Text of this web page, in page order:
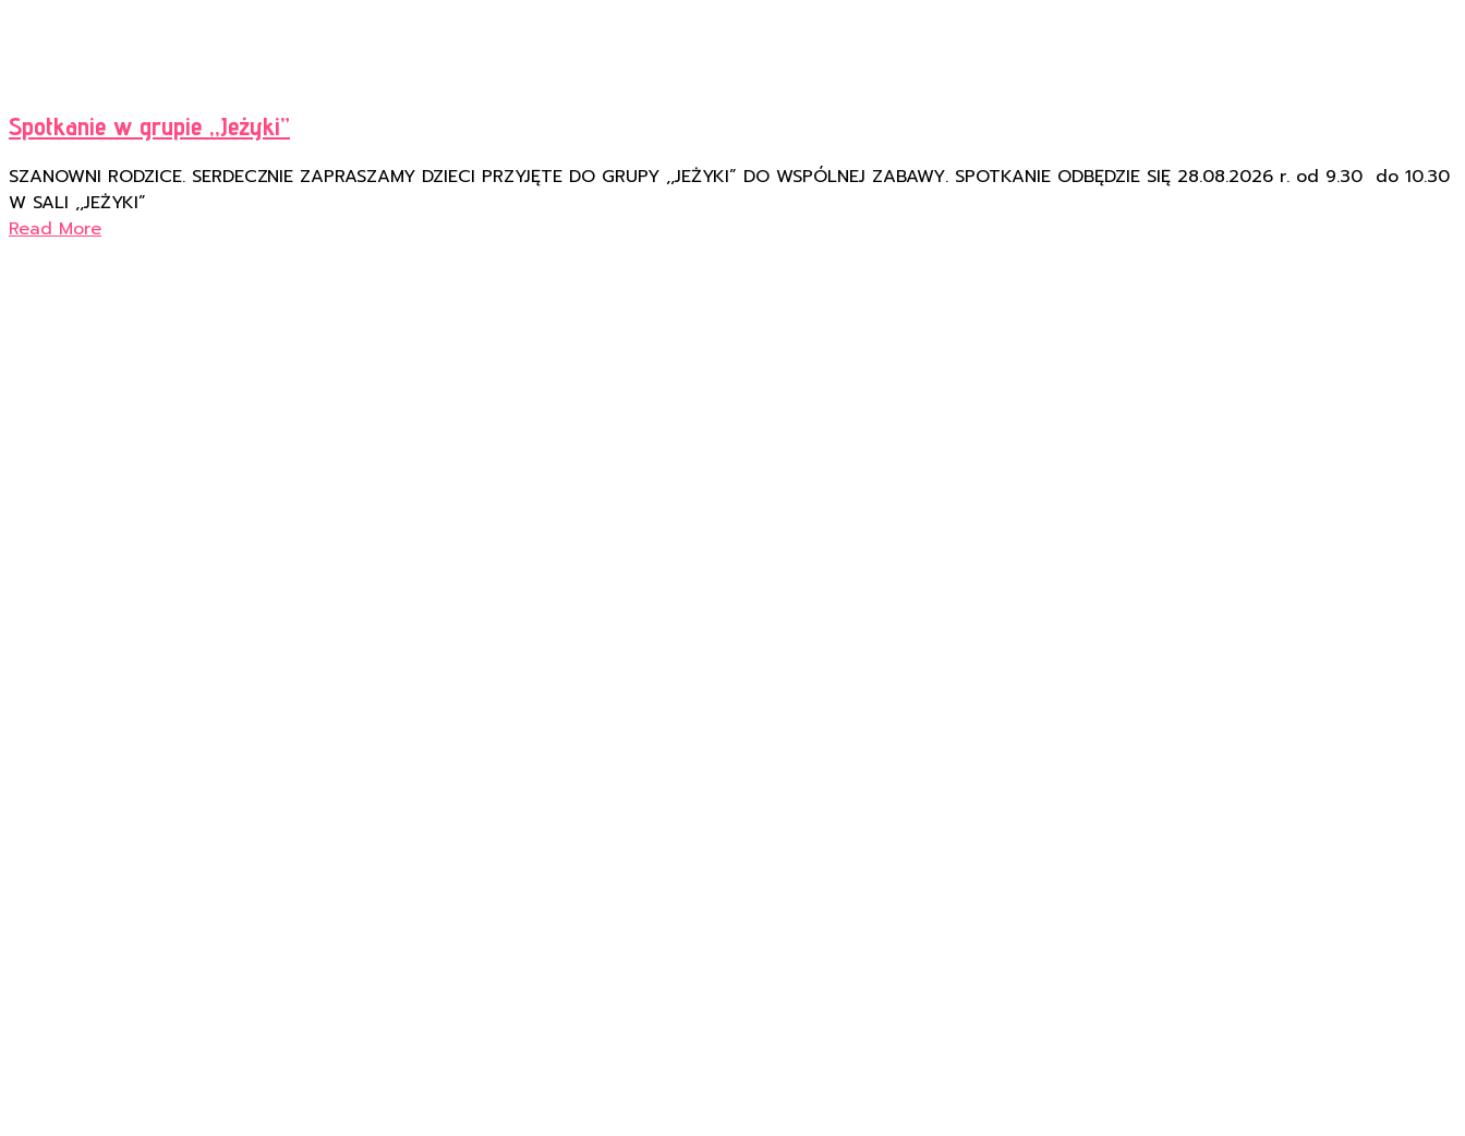
Spotkanie w grupie ,,Jeżyki”
SZANOWNI RODZICE. SERDECZNIE ZAPRASZAMY DZIECI PRZYJĘTE DO GRUPY ,,JEŻYKI” DO WSPÓLNEJ ZABAWY. SPOTKANIE ODBĘDZIE SIĘ 28.08.2026 r. od 9.30 do 10.30
W SALI ,,JEŻYKI”
Read More